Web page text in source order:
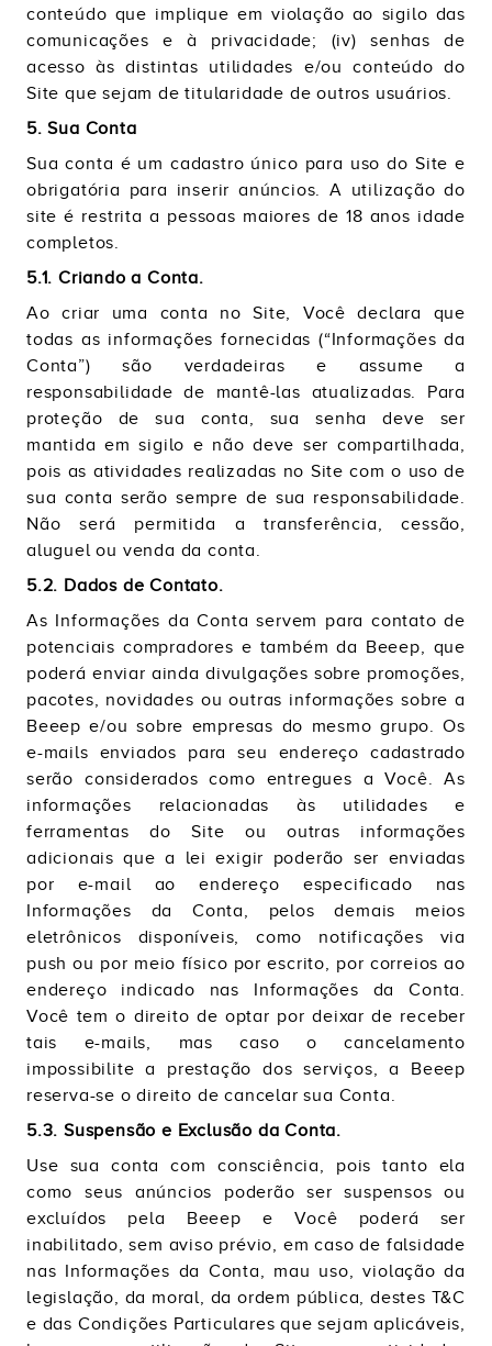
conteúdo que implique em violação ao sigilo das
comunicações e à privacidade; (iv) senhas de
acesso às distintas utilidades e/ou conteúdo do
Site que sejam de titularidade de outros usuários.
5. Sua Conta
Sua conta é um cadastro único para uso do Site e
obrigatória para inserir anúncios. A utilização do
site é restrita a pessoas maiores de 18 anos idade
completos.
5.1. Criando a Conta.
Ao criar uma conta no Site, Você declara que
todas as informações fornecidas (“Informações da
Conta”) são verdadeiras e assume a
responsabilidade de mantê-las atualizadas. Para
proteção de sua conta, sua senha deve ser
mantida em sigilo e não deve ser compartilhada,
pois as atividades realizadas no Site com o uso de
sua conta serão sempre de sua responsabilidade.
Não será permitida a transferência, cessão,
aluguel ou venda da conta.
5.2. Dados de Contato.
As Informações da Conta servem para contato de
potenciais compradores e também da Beeep, que
poderá enviar ainda divulgações sobre promoções,
pacotes, novidades ou outras informações sobre a
Beeep e/ou sobre empresas do mesmo grupo. Os
e-mails enviados para seu endereço cadastrado
serão considerados como entregues a Você. As
informações relacionadas às utilidades e
ferramentas do Site ou outras informações
adicionais que a lei exigir poderão ser enviadas
por e-mail ao endereço especificado nas
Informações da Conta, pelos demais meios
eletrônicos disponíveis, como notificações via
push ou por meio físico por escrito, por correios ao
endereço indicado nas Informações da Conta.
Você tem o direito de optar por deixar de receber
tais e-mails, mas caso o cancelamento
impossibilite a prestação dos serviços, a Beeep
reserva-se o direito de cancelar sua Conta.
5.3. Suspensão e Exclusão da Conta.
Use sua conta com consciência, pois tanto ela
como seus anúncios poderão ser suspensos ou
excluídos pela Beeep e Você poderá ser
inabilitado, sem aviso prévio, em caso de falsidade
nas Informações da Conta, mau uso, violação da
legislação, da moral, da ordem pública, destes T&C
e das Condições Particulares que sejam aplicáveis,